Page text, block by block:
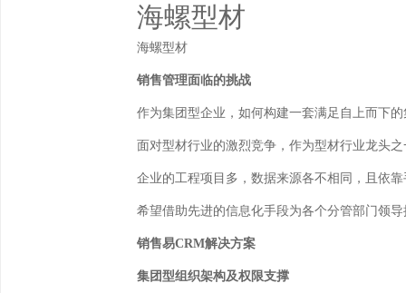
海螺型材
海螺型材
销售管理面临的挑战
作为集团型企业，如何构建一套满足自上而下
面对型材行业的激烈竞争，作为型材行业龙头
企业的工程项目多，数据来源各不相同，且依
希望借助先进的信息化手段为各个分管部门领
销售易CRM解决方案
集团型组织架构及权限支撑